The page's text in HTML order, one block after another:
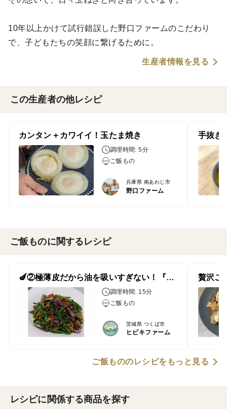
10年以上かけて試行錯誤した野口ファームのこだわり
で、子どもたちの笑顔に繋げるために。
生産者情報を見る
この生産者の他レシピ
カンタン＋カワイイ！玉たま焼き
調理時間: 5分
ご飯もの
兵庫県 南あわじ市
野口ファーム
手抜き
ご飯ものに関するレシピ
🍆②極薄皮だから油を吸いすぎない！『ロングインゲンと（杭茄）長なすの豚肉炒め』
調理時間: 15分
ご飯もの
茨城県 つくば市
ヒビキファーム
ご飯もののレシピをもっと見る
レシピに関係する商品を探す